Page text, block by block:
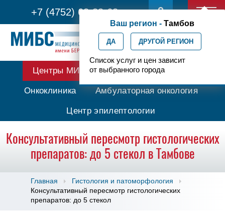
+7 (4752) 63-33-63
Ваш регион - Тамбов
ДА ДРУГОЙ РЕГИОН
Список услуг и цен зависит
от выбранного города
Центры МИБС Протонная терапия
Онкоклиника Амбулаторная онкология
Центр эпилептологии
Консультативный пересмотр гистологических
препаратов: до 5 стекол в Тамбове
Главная
Гистология и патоморфология
Консультативный пересмотр гистологических
препаратов: до 5 стекол